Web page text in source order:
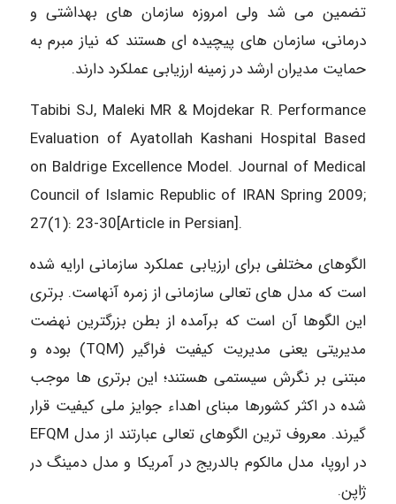
تضمین می شد ولی امروزه سازمان های بهداشتی و
درمانی، سازمان های پیچیده ای هستند که نیاز مبرم به
حمایت مدیران ارشد در زمینه ارزیابی عملکرد دارند.
Tabibi SJ, Maleki MR & Mojdekar R. Performance
Evaluation of Ayatollah Kashani Hospital Based
on Baldrige Excellence Model. Journal of Medical
Council of Islamic Republic of IRAN Spring 2009;
27(1): 23-30[Article in Persian].
الگوهای مختلفی برای ارزیابی عملکرد سازمانی ارایه شده
است که مدل های تعالی سازمانی از زمره آنهاست. برتری
این الگوها آن است که برآمده از بطن بزرگترین نهضت
مدیریتی یعنی مدیریت کیفیت فراگیر (TQM) بوده و
مبتنی بر نگرش سیستمی هستند؛ این برتری ها موجب
شده در اکثر کشورها مبنای اهداء جوایز ملی کیفیت قرار
گیرند. معروف ترین الگوهای تعالی عبارتند از مدل EFQM
در اروپا، مدل مالکوم بالدریج در آمریکا و مدل دمینگ در
ژاپن.